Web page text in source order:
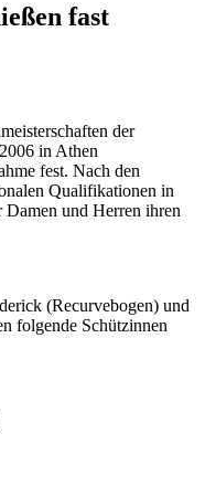
fast
der
in Athen
fest. Nach den
Qualifikationen in
und Herren ihren
(Recurvebogen) und
folgende Schützinnen